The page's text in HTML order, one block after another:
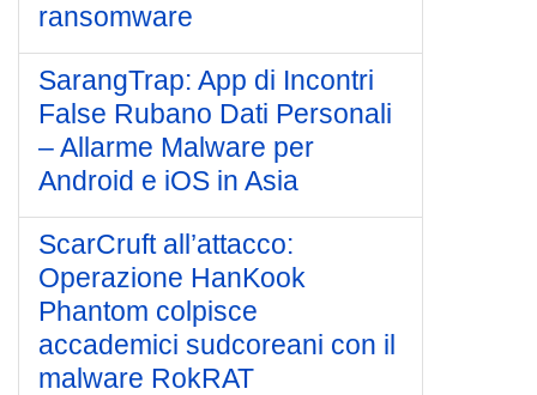
ransomware
SarangTrap: App di Incontri
False Rubano Dati Personali
– Allarme Malware per
Android e iOS in Asia
ScarCruft all’attacco:
Operazione HanKook
Phantom colpisce
accademici sudcoreani con il
malware RokRAT